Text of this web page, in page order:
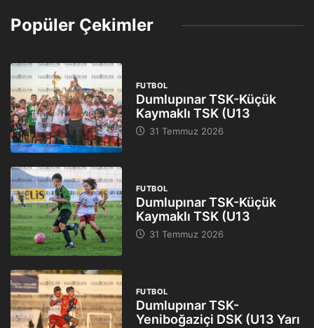
Popüler Çekimler
FUTBOL
Dumlupınar TSK-Küçük
Kaymaklı TSK (U13
31 Temmuz 2026
FUTBOL
Dumlupınar TSK-Küçük
Kaymaklı TSK (U13
31 Temmuz 2026
FUTBOL
Dumlupınar TSK-
Yeniboğaziçi DSK (U13 Yarı